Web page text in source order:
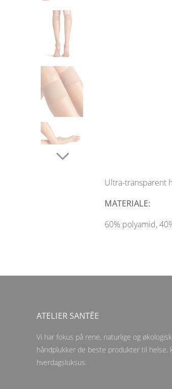
Ultra-transparent
MATERIALE:
60% polyamid,
ATELIER SANTĒE
Vi har fokus på rene, naturlige og
håndplukker de beste produkter til helse,
hverdagsluksus.